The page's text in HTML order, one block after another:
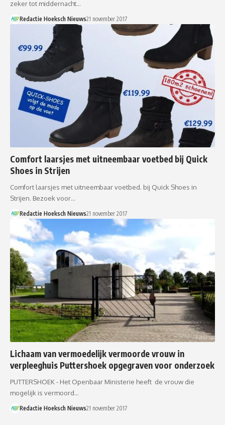
zeker tot middernacht…
Redactie Hoeksch Nieuws21 november 2017
Comfort laarsjes met uitneembaar voetbed bij Quick
Shoes in Strijen
Comfort laarsjes met uitneembaar voetbed. bij Quick Shoes in
Strijen. Bezoek voor…
Redactie Hoeksch Nieuws21 november 2017
Lichaam van vermoedelijk vermoorde vrouw in
verpleeghuis Puttershoek opgegraven voor onderzoek
PUTTERSHOEK - Het Openbaar Ministerie heeft de vrouw die
mogelijk is vermoord…
Redactie Hoeksch Nieuws21 november 2017